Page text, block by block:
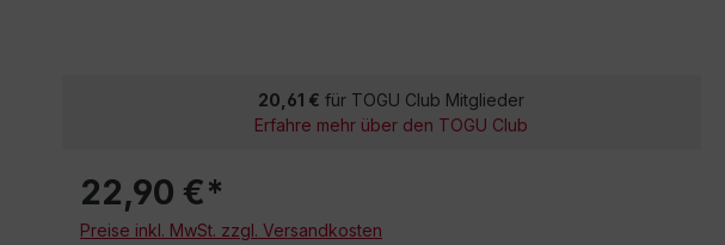
20,61 € für TOGU Club Mitglieder
Erfahre mehr über den TOGU Club
22,90 €*
Preise inkl. MwSt. zzgl. Versandkosten